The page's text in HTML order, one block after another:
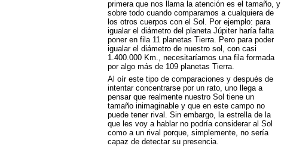
primera que nos llama la atención es el tamaño, y
sobre todo cuando comparamos a cualquiera de
los otros cuerpos con el Sol. Por ejemplo: para
igualar el diámetro del planeta Júpiter haría falta
poner en fila 11 planetas Tierra. Pero para poder
igualar el diámetro de nuestro sol, con casi
1.400.000 Km., necesitaríamos una fila formada
por algo más de 109 planetas Tierra.
Al oír este tipo de comparaciones y después de
intentar concentrarse por un rato, uno llega a
pensar que realmente nuestro Sol tiene un
tamaño inimaginable y que en este campo no
puede tener rival. Sin embargo, la estrella de la
que les voy a hablar no podría considerar al Sol
como a un rival porque, simplemente, no sería
capaz de detectar su presencia.